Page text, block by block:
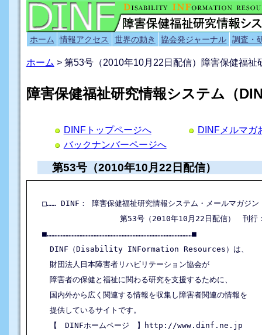
ホーム 情報アクセス 世界の動き 協会発ジャーナル 調査・
ホーム > 第53号（2010年10月22日配信）障害保健福
障害保健福祉研究情報システム（
DINFトップページへ
DINFメルマガ
バックナンバーページへ
第53号（2010年10月22日配信）
□…… DINF： 障害保健福祉研究情報システム・メールマガジ
　第53号（2010年10月22日配信）　刊行
■…………………………………………………………………………………■
DINF（Disability INFormation Resources）は、
財団法人日本障害者リハビリテーション協会が
障害者の保健と福祉に関わる研究を支援するために、
国内外から広く関連する情報を収集し障害者関連の情報を
提供しているサイトです。
【　DINFホームページ　】http://www.dinf.ne.jp